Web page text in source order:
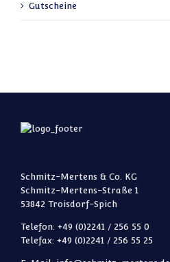
Gutscheine
Schmitz-Mertens & Co. KG
Schmitz-Mertens-Straße 1
53842 Troisdorf-Spich
Telefon: +49 (0)2241 / 256 55 0
Telefax: +49 (0)2241 / 256 55 25